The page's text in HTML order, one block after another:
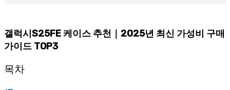
갤럭시S25FE 케이스 추천｜2025년 최신 가성비 구매
가이드 TOP3
목차